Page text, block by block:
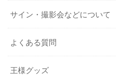
サイン・撮影会などについて
よくある質問
王様グッズ